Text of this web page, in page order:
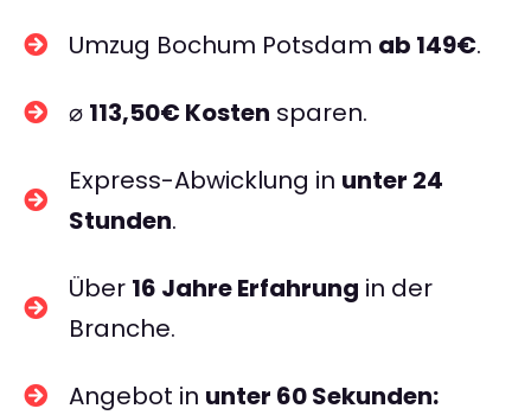
Umzug Bochum Potsdam ab 149€.
⌀ 113,50€ Kosten sparen.
Express-Abwicklung in unter 24
Stunden.
Über 16 Jahre Erfahrung in der
Branche.
Angebot in unter 60 Sekunden: